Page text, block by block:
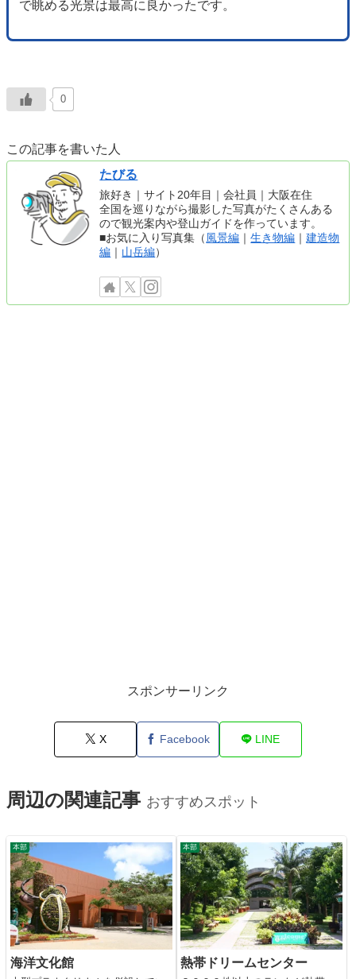
で眺める光景は最高に良かったです。
0
この記事を書いた人
たびる
旅好き｜サイト20年目｜会社員｜大阪在住
全国を巡りながら撮影した写真がたくさんある
ので観光案内や登山ガイドを作っています。
■お気に入り写真集（風景編 ｜生き物編 ｜建造物
編 ｜ 山岳編）
スポンサーリンク
X Facebook LINE
周辺の関連記事 おすすめスポット
本部
海洋文化館
本部
熱帯ドリームセンター